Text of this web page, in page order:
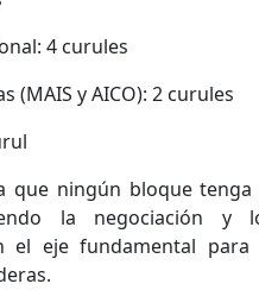
4 curules
(MAIS y AICO): 2 curules
que ningún bloque tenga
la negociación y
el eje fundamental para